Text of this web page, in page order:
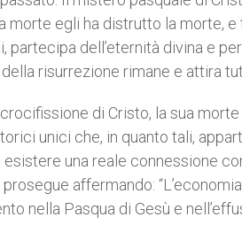
morte egli ha distrutto la morte,
partecipa dell’eternità divina e
risurrezione rimane e attira
di Cristo, la sua
unici che, in quanto tali,
una reale connessione
prosegue affermando:
nella Pasqua di Gesù e